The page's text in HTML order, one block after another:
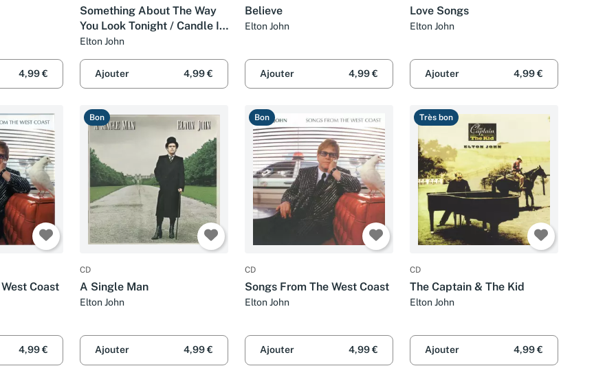
4,99 €
Something About The Way
You Look Tonight / Candle In
The Wind 1997
Elton John
Ajouter 4,99 €
Believe
Elton John
Ajouter 4,99 €
Love Songs
Elton John
Ajouter 4,99 €
Coast
4,99 €
Bon
CD
A Single Man
Elton John
Ajouter 4,99 €
Bon
CD
Songs From The West Coast
Elton John
Ajouter 4,99 €
Très bon
CD
The Captain & The Kid
Elton John
Ajouter 4,99 €